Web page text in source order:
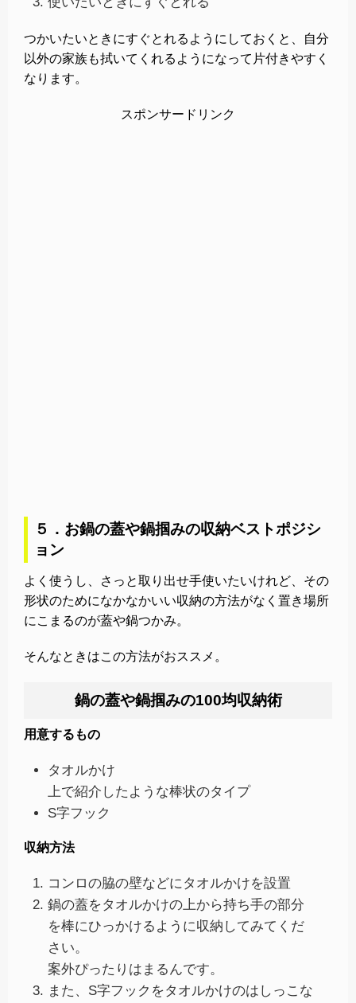
つかいたいときにすぐとれるようにしておくと、自分
以外の家族も拭いてくれるようになって片付きやすく
なります。
スポンサードリンク
５．お鍋の蓋や鍋掴みの収納ベストポジシ
ョン
よく使うし、さっと取り出せ手使いたいけれど、その
形状のためになかなかいい収納の方法がなく置き場所
にこまるのが蓋や鍋つかみ。
そんなときはこの方法がおススメ。
鍋の蓋や鍋掴みの100均収納術
用意するもの
タオルかけ
上で紹介したような棒状のタイプ
S字フック
収納方法
コンロの脇の壁などにタオルかけを設置
鍋の蓋をタオルかけの上から持ち手の部分
を棒にひっかけるように収納してみてくだ
さい。
案外ぴったりはまるんです。
また、S字フックをタオルかけのはしっこな